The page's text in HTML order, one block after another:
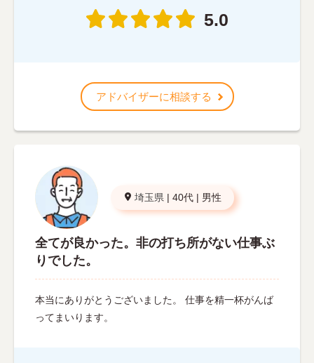
5.0
アドバイザーに相談する
埼玉県 | 40代 | 男性
全てが良かった。非の打ち所がない仕事ぶ
りでした。
本当にありがとうございました。 仕事を精一杯がんば
ってまいります。